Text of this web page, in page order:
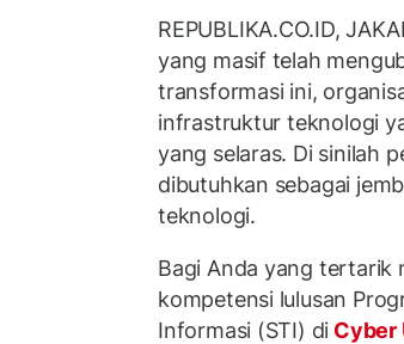
REPUBLIKA.CO.ID,
yang masif telah
transformasi ini,
infrastruktur teknologi
yang selaras. Di sinilah
dibutuhkan sebagai
teknologi.
Bagi Anda yang tertarik
kompetensi lulusan
Informasi (STI) di Cyber